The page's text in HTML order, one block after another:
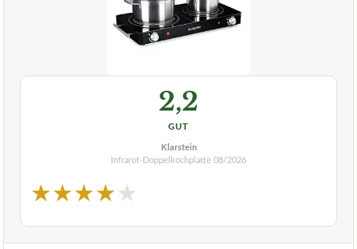
2,2
GUT
Klarstein
Infrarot-Doppelkochplatte 08/2026
★★★★★